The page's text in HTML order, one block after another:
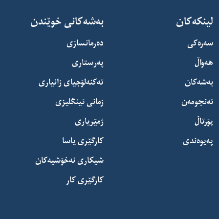
لینکەکان
سەرەکی
هەواڵ
بەشەکان
ئەنجومەن
پۆرتاڵ
پەیوەندی
بەشەکانی خوێندن
دەرمانسازی
پەرستاری
تەکنەلۆجیای زانیاری
زمانی ئینگلیزی
ژمێریاری
کارگێری یاسا
شیکاری نەخۆشیەکان
کارگێری کار